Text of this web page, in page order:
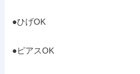
●ひげOK
●ピアスOK